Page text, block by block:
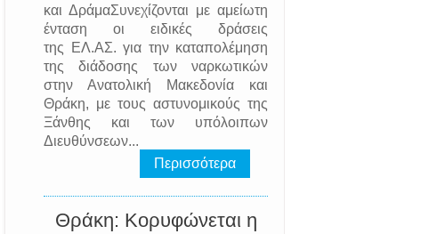
και ΔράμαΣυνεχίζονται με αμείωτη
ένταση οι ειδικές δράσεις
της EΛ.AΣ. για την καταπολέμηση
της διάδοσης των ναρκωτικών
στην Ανατολική Μακεδονία και
Θράκη, με τους αστυνομικούς της
Ξάνθης και των υπόλοιπων
Διευθύνσεων...
Περισσότερα
Θράκη: Κορυφώνεται η